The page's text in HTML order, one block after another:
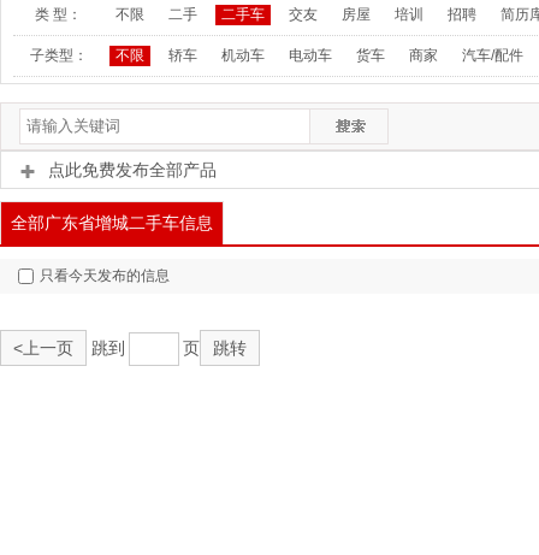
类 型： 不限 二手 二手车 交友 房屋 培训 招聘 简历
子类型： 不限 轿车 机动车 电动车 货车 商家 汽车/配件
点此免费发布全部产品
全部广东省增城二手车信息
只看今天发布的信息
<上一页 跳到 页 跳转